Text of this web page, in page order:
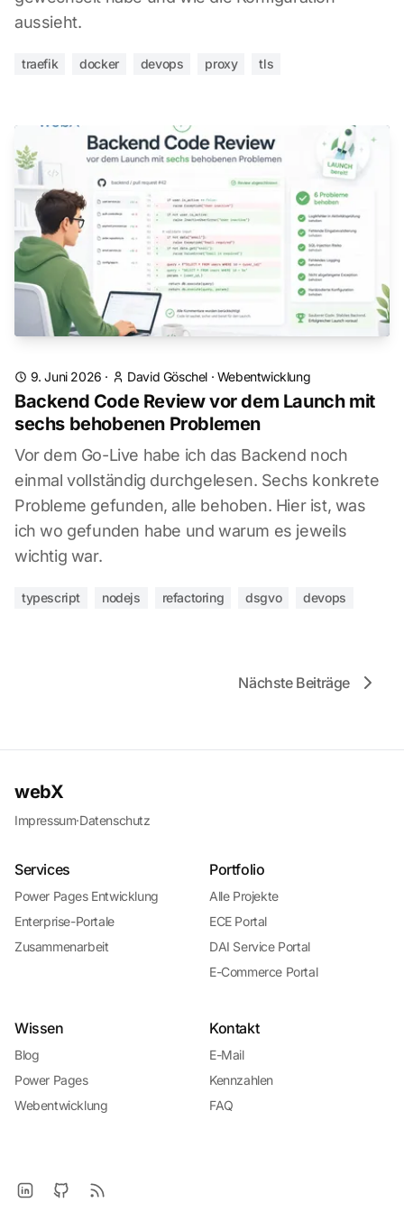
aussieht.
traefik docker devops proxy tls
9. Juni 2026 · David Göschel · Webentwicklung
Backend Code Review vor dem Launch mit
sechs behobenen Problemen
Vor dem Go-Live habe ich das Backend noch
einmal vollständig durchgelesen. Sechs konkrete
Probleme gefunden, alle behoben. Hier ist, was
ich wo gefunden habe und warum es jeweils
wichtig war.
typescript nodejs refactoring dsgvo devops
Nächste Beiträge
webX
Impressum·Datenschutz
Services
Power Pages Entwicklung
Enterprise-Portale
Zusammenarbeit
Portfolio
Alle Projekte
ECE Portal
DAI Service Portal
E-Commerce Portal
Wissen
Blog
Power Pages
Webentwicklung
Kontakt
E-Mail
Kennzahlen
FAQ